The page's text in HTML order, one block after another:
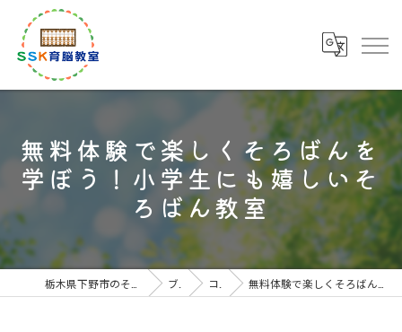
無料体験で楽しくそろばんを
学ぼう！小学生にも嬉しいそ
ろばん教室
ブログ コラム 無料体験で楽しくそろばんを学ぼう！小学生にも嬉しいそろばん教室